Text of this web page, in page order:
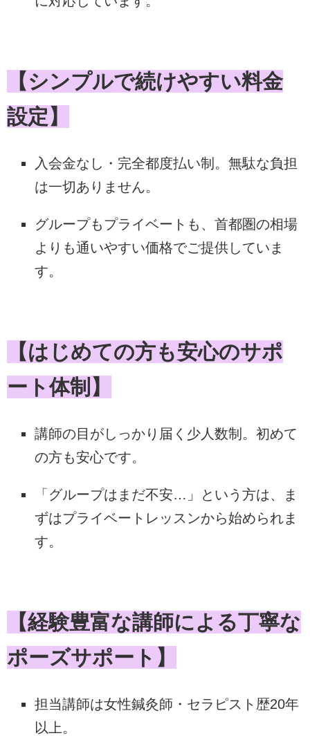
【シンプルで続けやすい料金
設定】
入会金なし・完全都度払い制。無駄な負担
は一切ありません。
グループもプライベートも、首都圏の相場
よりも通いやすい価格でご提供していま
す。
【はじめての方も安心のサポ
ート体制】
講師の目がしっかり届く少人数制。初めて
の方も安心です。
「グループはまだ不安…」という方は、ま
ずはプライベートレッスンから始められま
す。
【経験豊富な講師による丁寧な
ポーズサポート】
担当講師は女性鍼灸師・セラピスト歴20年
以上。